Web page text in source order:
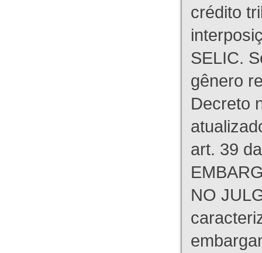
crédito
SELIC.
gênero
Decreto
art. 39
NO